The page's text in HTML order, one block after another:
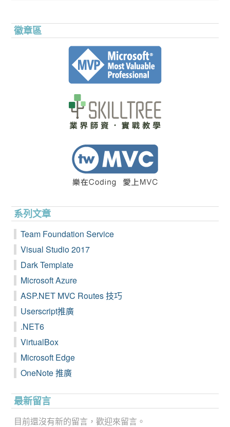
徽章區
系列文章
Team Foundation Service
Visual Studio 2017
Dark Template
Microsoft Azure
ASP.NET MVC Routes 技巧
Userscript推廣
.NET6
VirtualBox
Microsoft Edge
OneNote 推廣
最新留言
目前還沒有新的留言，歡迎來留言。